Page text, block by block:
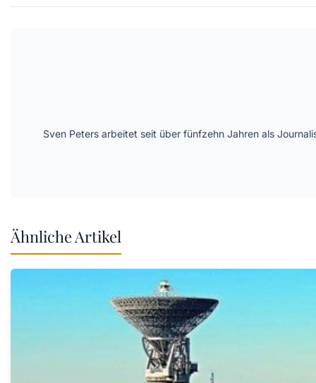
Sven Peters arbeitet seit über fünfzehn Jahren als
Ähnliche Artikel